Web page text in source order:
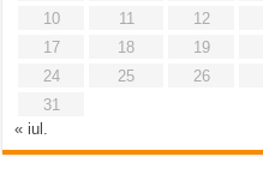
10
11 12
17
18 19
24
25 26
31
« iul.